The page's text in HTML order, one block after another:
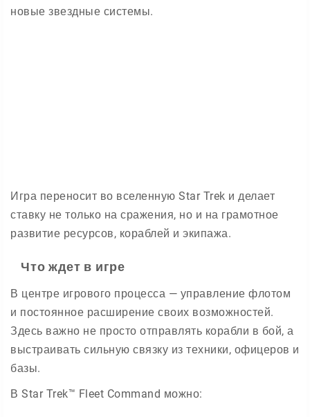
новые звездные системы.
Игра переносит во вселенную Star Trek и делает
ставку не только на сражения, но и на грамотное
развитие ресурсов, кораблей и экипажа.
Что ждет в игре
В центре игрового процесса — управление флотом
и постоянное расширение своих возможностей.
Здесь важно не просто отправлять корабли в бой, а
выстраивать сильную связку из техники, офицеров и
базы.
В Star Trek™ Fleet Command можно: